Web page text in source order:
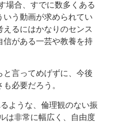
場合、すでに数多くある
う動画が求められてい
るにはかなりのセンス
信がある一芸や教養を持
言ってめげずに、今後
必要だろう。
ような、倫理観のない振
は非常に幅広く、自由度